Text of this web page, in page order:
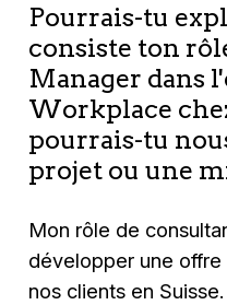
Pourrais-tu
consiste ton
Manager dans
Workplace
pourrais-tu
projet ou une
Mon rôle de
développer une
nos clients en